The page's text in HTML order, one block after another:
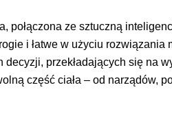
połączona ze sztuczną
i łatwe w użyciu
przekładających się na
część ciała – od narządów,